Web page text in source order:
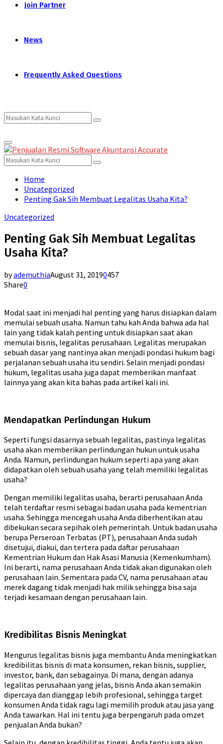
Join Partner
News
Frequently Asked Questions
Search
for:
Search
Primary
Menu
Search
for:
Search
Home
Uncategorized
Penting Gak Sih Membuat Legalitas Usaha Kita?
Uncategorized
Penting Gak Sih Membuat Legalitas
Usaha Kita?
byademuthiaAugust 31, 20190457
Share0
Modal saat ini menjadi hal penting yang harus disiapkan dalam
memulai sebuah usaha. Namun tahu kah Anda bahwa ada hal
lain yang tidak kalah penting untuk disiapkan saat akan
memulai bisnis, legalitas perusahaan. Legalitas merupakan
sebuah dasar yang nantinya akan menjadi pondasi hukum bagi
perjalanan sebuah usaha itu sendiri. Selain menjadi pondasi
hukum, legalitas usaha juga dapat memberikan manfaat
lainnya yang akan kita bahas pada artikel kali ini.
Mendapatkan Perlindungan Hukum
Seperti fungsi dasarnya sebuah legalitas, pastinya legalitas
usaha akan memberikan perlindungan hukun untuk usaha
Anda. Namun, perlindungan hukum seperti apa yang akan
didapatkan oleh sebuah usaha yang telah memiliki legalitas
usaha?
Dengan memiliki legalitas usaha, berarti perusahaan Anda
telah terdaftar resmi sebagai badan usaha pada kementrian
usaha. Sehingga mencegah usaha Anda diberhentikan atau
dibekukan secara sepihak oleh pemerintah. Untuk badan usaha
berupa Perseroan Terbatas (PT), perusahaan Anda sudah
disetujui, diakui, dan tertera pada daftar perusahaan
Kementrian Hukum dan Hak Asasi Manusia (Kemenkumham).
Ini berarti, nama perusahaan Anda tidak akan digunakan oleh
perusahaan lain. Sementara pada CV, nama perusahaan atau
merek dagang tidak menjadi hak milik sehingga bisa saja
terjadi kesamaan dengan perusahaan lain.
Kredibilitas Bisnis Meningkat
Mengurus legalitas bisnis juga membantu Anda meningkatkan
kredibilitas bisnis di mata konsumen, rekan bisnis, supplier,
investor, bank, dan sebagainya. Di mana, dengan adanya
legalitas perusahaan yang jelas, bisnis Anda akan semakin
dipercaya dan dianggap lebih profesional, sehingga target
konsumen Anda tidak ragu lagi memilih produk atau jasa yang
Anda tawarkan. Hal ini tentu juga berpengaruh pada omzet
penjualan Anda bukan?